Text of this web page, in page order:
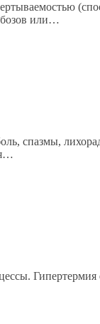
или…
спазмы,
Гипертермия